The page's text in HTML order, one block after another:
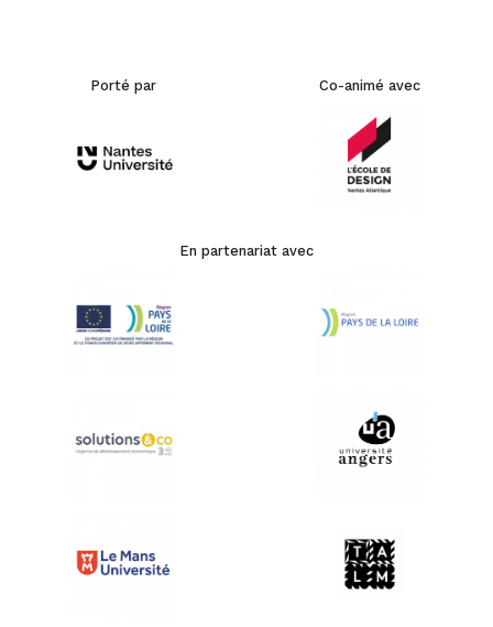
Porté par Co-animé avec
En partenariat avec